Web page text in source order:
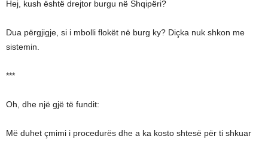
Hej, kush është drejtor burgu në Shqipëri?
Dua përgjigje, si i mbolli flokët në burg ky? Diçka nuk shkon me
sistemin.
***
Oh, dhe një gjë të fundit:
Më duhet çmimi i procedurës dhe a ka kosto shtesë për ti shkuar